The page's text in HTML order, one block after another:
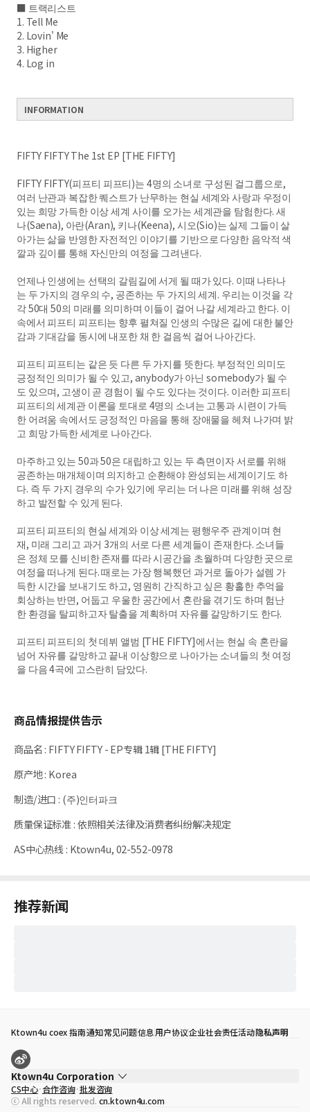
■ 트랙리스트
1. Tell Me
2. Lovin' Me
3. Higher
4. Log in
INFORMATION
FIFTY FIFTY The 1st EP [THE FIFTY]
FIFTY FIFTY(피프티 피프티)는 4명의 소녀로 구성된 걸그룹으로,
여러 난관과 복잡한 퀘스트가 난무하는 현실 세계와 사랑과 우정이
있는 희망 가득한 이상 세계 사이를 오가는 세계관을 탐험한다. 새
나(Saena), 아란(Aran), 키나(Keena), 시오(Sio)는 실제 그들이 살
아가는 삶을 반영한 자전적인 이야기를 기반으로 다양한 음악적 색
깔과 깊이를 통해 자신만의 여정을 그려낸다.
언제나 인생에는 선택의 갈림길에 서게 될 때가 있다. 이때 나타나
는 두 가지의 경우의 수, 공존하는 두 가지의 세계. 우리는 이것을 각
각 50대 50의 미래를 의미하며 이들이 걸어 나갈 세계라고 한다. 이
속에서 피프티 피프티는 향후 펼쳐질 인생의 수많은 길에 대한 불안
감과 기대감을 동시에 내포한 채 한 걸음씩 걸어 나아간다.
피프티 피프티는 같은 듯 다른 두 가지를 뜻한다. 부정적인 의미도
긍정적인 의미가 될 수 있고, anybody가 아닌 somebody가 될 수
도 있으며, 고생이 곧 경험이 될 수도 있다는 것이다. 이러한 피프티
피프티의 세계관 이론을 토대로 4명의 소녀는 고통과 시련이 가득
한 어려움 속에서도 긍정적인 마음을 통해 장애물을 헤쳐 나가며 밝
고 희망 가득한 세계로 나아간다.
마주하고 있는 50과 50은 대립하고 있는 두 측면이자 서로를 위해
공존하는 매개체이며 의지하고 순환해야 완성되는 세계이기도 하
다. 즉 두 가지 경우의 수가 있기에 우리는 더 나은 미래를 위해 성장
하고 발전할 수 있게 된다.
피프티 피프티의 현실 세계와 이상 세계는 평행우주 관계이며 현
재, 미래 그리고 과거 3개의 서로 다른 세계들이 존재한다. 소녀들
은 정체 모를 신비한 존재를 따라 시공간을 초월하며 다양한 곳으로
여정을 떠나게 된다. 때로는 가장 행복했던 과거로 돌아가 설렘 가
득한 시간을 보내기도 하고, 영원히 간직하고 싶은 황홀한 추억을
회상하는 반면, 어둡고 우울한 공간에서 혼란을 겪기도 하며 험난
한 환경을 탈피하고자 탈출을 계획하며 자유를 갈망하기도 한다.
피프티 피프티의 첫 데뷔 앨범 [THE FIFTY]에서는 현실 속 혼란을
넘어 자유를 갈망하고 끝내 이상향으로 나아가는 소녀들의 첫 여정
을 다음 4곡에 고스란히 담았다.
商品情报提供告示
商品名: FIFTY FIFTY - EP专辑 1辑 [THE FIFTY]
原产地: Korea
制造/进口 : (주)인터파크
质量保证标准 :依照相关法律及消费者纠纷解决规定
AS中心热线 : Ktown4u, 02-552-0978
推荐新闻
Ktown4u coex 指南通知常见问题信息用户协议企业社会责任活动隐私声明
Ktown4u Corporation
代表
宋効珉
营业执照 120-87-71116
CS中心 合作咨询 批发咨询
ⓒ All rights reserved. cn.ktown4u.com